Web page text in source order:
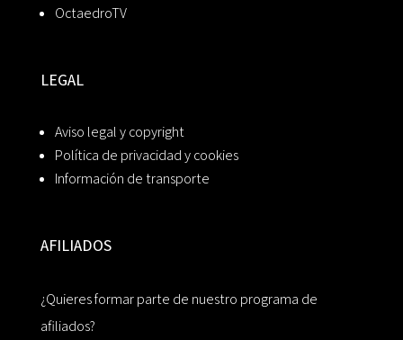
OctaedroTV
LEGAL
Aviso legal y copyright
Política de privacidad y cookies
Información de transporte
AFILIADOS
¿Quieres formar parte de nuestro programa de
afiliados?